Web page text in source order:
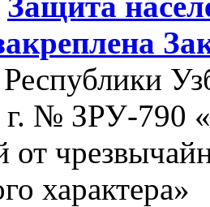
г. № ЗРУ-790
от
характера»